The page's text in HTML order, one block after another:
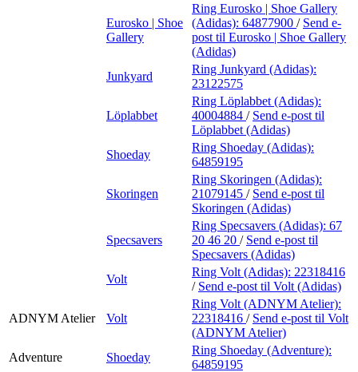
Eurosko | Shoe
Gallery
Ring Eurosko | Shoe Gallery
(Adidas): 64877900 / Send e-
post til Eurosko | Shoe Gallery
(Adidas)
Junkyard
Ring Junkyard (Adidas):
23122575
Löplabbet
Ring Löplabbet (Adidas):
40004884 / Send e-post til
Löplabbet (Adidas)
Shoeday
Ring Shoeday (Adidas):
64859195
Skoringen
Ring Skoringen (Adidas):
21079145 / Send e-post til
Skoringen (Adidas)
Specsavers
Ring Specsavers (Adidas): 67
20 46 20 / Send e-post til
Specsavers (Adidas)
Volt
Ring Volt (Adidas): 22318416
/ Send e-post til Volt (Adidas)
ADNYM Atelier Volt
Ring Volt (ADNYM Atelier):
22318416 / Send e-post til Volt
(ADNYM Atelier)
Adventure
Shoeday
Ring Shoeday (Adventure):
64859195